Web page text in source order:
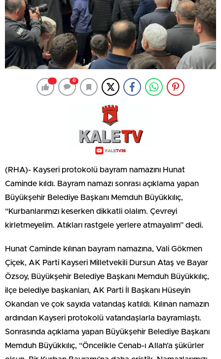
0
(RHA)- Kayseri protokolü bayram namazını Hunat
Caminde kıldı. Bayram namazı sonrası açıklama yapan
Büyükşehir Belediye Başkanı Memduh Büyükkılıç,
“Kurbanlarımızı keserken dikkatli olalım. Çevreyi
kirletmeyelim. Atıkları rastgele yerlere atmayalım” dedi.
Hunat Caminde kılınan bayram namazına, Vali Gökmen
Çiçek, AK Parti Kayseri Milletvekili Dursun Ataş ve Bayar
Özsoy, Büyükşehir Belediye Başkanı Memduh Büyükkılıç,
ilçe belediye başkanları, AK Parti İl Başkanı Hüseyin
Okandan ve çok sayıda vatandaş katıldı. Kılınan namazın
ardından Kayseri protokolü vatandaşlarla bayramlaştı.
Sonrasında açıklama yapan Büyükşehir Belediye Başkanı
Memduh Büyükkılıç, “Öncelikle Cenab-ı Allah’a şükürler